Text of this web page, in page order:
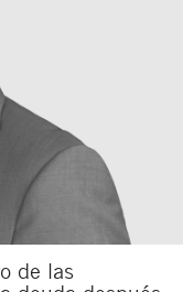
de las